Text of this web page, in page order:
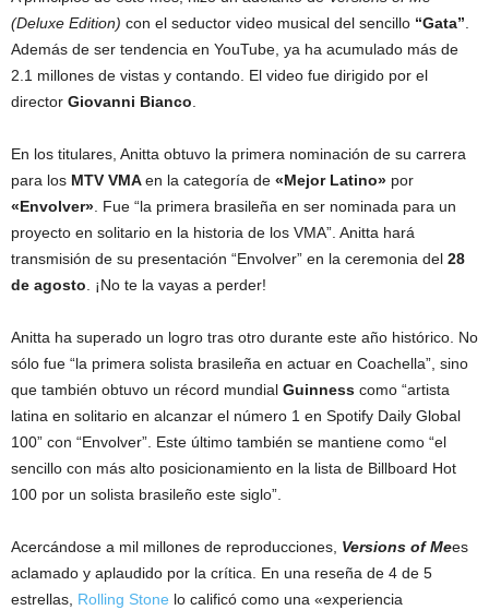
(Deluxe Edition) con el seductor video musical del sencillo “Gata”
Además de ser tendencia en YouTube, ya ha acumulado más de
2.1 millones de vistas y contando. El video fue dirigido por el
director Giovanni Bianco
En los titulares, Anitta obtuvo la primera nominación de su carrera
para los MTV VMAen la categoría de «Mejor Latino» por
«Envolver» . Fue “la primera brasileña en ser nominada para un
proyecto en solitario en la historia de los VMA”. Anitta hará
transmisión de su presentación “Envolver” en la ceremonia del 28
de agosto . ¡No te la vayas a perder!
Anitta ha superado un logro tras otro durante este año histórico. No
sólo fue “la primera solista brasileña en actuar en Coachella”, sino
que también obtuvo un récord mundial Guinness como “artista
latina en solitario en alcanzar el número 1 en Spotify Daily Global
100” con “Envolver”. Este último también se mantiene como “el
sencillo con más alto posicionamiento en la lista de Billboard Hot
100 por un solista brasileño este siglo”.
Acercándose a mil millones de reproducciones, Versions of Mees
aclamado y aplaudido por la crítica. En una reseña de 4 de 5
estrellas, Rolling Stone lo calificó como una «experiencia